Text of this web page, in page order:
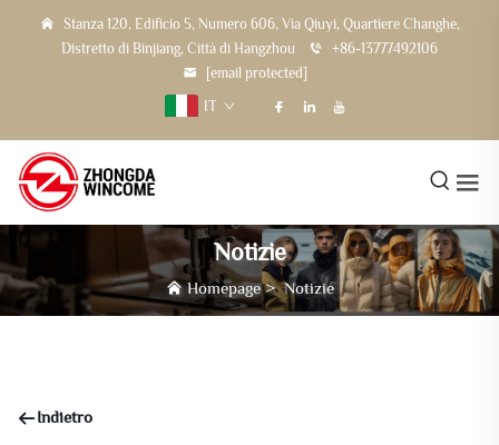
Stanza 120, Edificio 5, Numero 606, Via Qiuyi, Quartiere Changhe,
Distretto di Binjiang, Città di Hangzhou
+86-13777492106
[email protected]
IT
Notizie
Homepage>Notizie
Indietro